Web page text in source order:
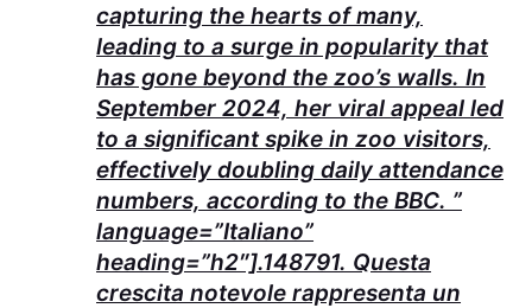
capturing the hearts of many,
leading to a surge in popularity that
has gone beyond the zoo’s walls. In
September 2024, her viral appeal led
to a significant spike in zoo visitors,
effectively doubling daily attendance
numbers, according to the BBC. ”
language=”Italiano”
heading=”h2″].148791. Questa
crescita notevole rappresenta un